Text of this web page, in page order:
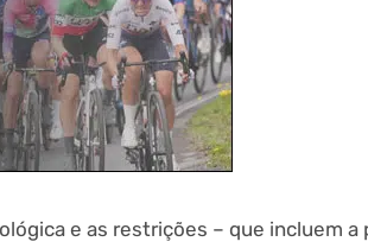
e as restrições – que incluem a